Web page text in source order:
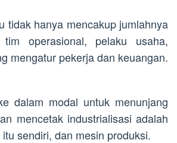
tidak hanya mencakup jumlahnya
operasional, pelaku usaha,
mengatur pekerja dan keuangan.
dalam modal untuk menunjang
mencetak industrialisasi adalah
sendiri, dan mesin produksi.